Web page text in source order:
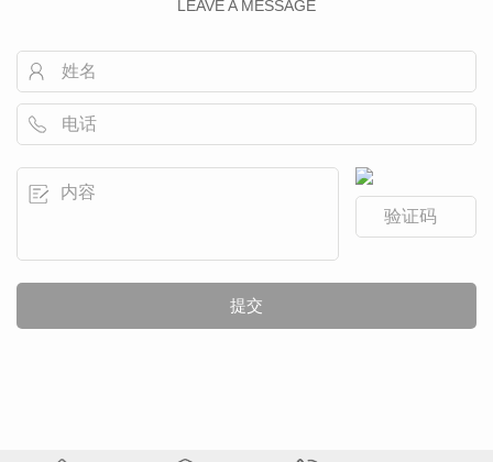
LEAVE A MESSAGE